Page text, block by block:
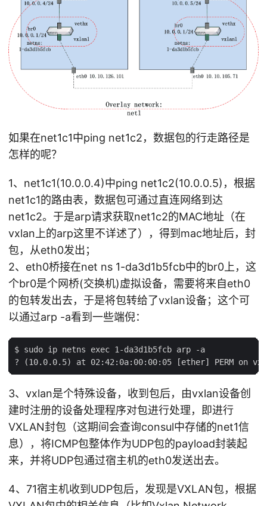
如果在net1c1中ping net1c2，数据包的行走路径是
怎样的呢？
1、net1c1(10.0.0.4)中ping net1c2(10.0.0.5)，根据
net1c1的路由表，数据包可通过直连网络到达
net1c2。于是arp请求获取net1c2的MAC地址（在
vxlan上的arp这里不详述了），得到mac地址后，封
包，从eth0发出；
2、eth0桥接在net ns 1-da3d1b5fcb中的br0上，这
个br0是个网桥(交换机)虚拟设备，需要将来自eth0
的包转发出去，于是将包转给了vxlan设备；这个可
以通过arp -a看到一些端倪：
$ sudo ip netns exec 1-da3d1b5fcb arp -a
3、vxlan是个特殊设备，收到包后，由vxlan设备创
建时注册的设备处理程序对包进行处理，即进行
VXLAN封包（这期间会查询consul中存储的net1信
息），将ICMP包整体作为UDP包的payload封装起
来，并将UDP包通过宿主机的eth0发送出去。
4、71宿主机收到UDP包后，发现是VXLAN包，根据